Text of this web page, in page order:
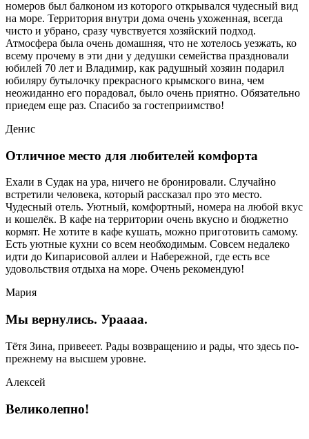
номеров был балконом из которого открывался чудесный вид
на море. Территория внутри дома очень ухоженная, всегда
чисто и убрано, сразу чувствуется хозяйский подход.
Атмосфера была очень домашняя, что не хотелось уезжать, ко
всему прочему в эти дни у дедушки семейства праздновали
юбилей 70 лет и Владимир, как радушный хозяин подарил
юбиляру бутылочку прекрасного крымского вина, чем
неожиданно его порадовал, было очень приятно. Обязательно
приедем еще раз. Спасибо за гостеприимство!
Денис
Отличное место для любителей комфорта
Ехали в Судак на ура, ничего не бронировали. Случайно
встретили человека, который рассказал про это место.
Чудесный отель. Уютный, комфортный, номера на любой вкус
и кошелёк. В кафе на территории очень вкусно и бюджетно
кормят. Не хотите в кафе кушать, можно приготовить самому.
Есть уютные кухни со всем необходимым. Совсем недалеко
идти до Кипарисовой аллеи и Набережной, где есть все
удовольствия отдыха на море. Очень рекомендую!
Мария
Мы вернулись. Ураааа.
Тётя Зина, привееет. Рады возвращению и рады, что здесь по-
прежнему на высшем уровне.
Алексей
Великолепно!